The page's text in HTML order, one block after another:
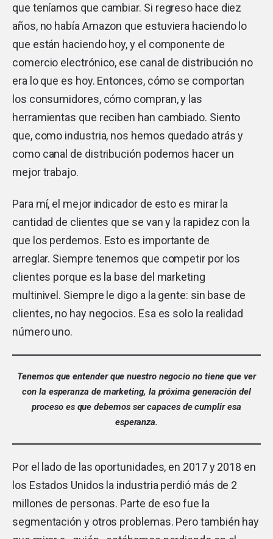
que teníamos que cambiar. Si regreso hace diez
años, no había Amazon que estuviera haciendo lo
que están haciendo hoy, y el componente de
comercio electrónico, ese canal de distribución no
era lo que es hoy. Entonces, cómo se comportan
los consumidores, cómo compran, y las
herramientas que reciben han cambiado. Siento
que, como industria, nos hemos quedado atrás y
como canal de distribución podemos hacer un
mejor trabajo.
Para mí, el mejor indicador de esto es mirar la
cantidad de clientes que se van y la rapidez con la
que los perdemos. Esto es importante de
arreglar. Siempre tenemos que competir por los
clientes porque es la base del marketing
multinivel. Siempre le digo a la gente: sin base de
clientes, no hay negocios. Esa es solo la realidad
número uno.
Tenemos que entender que nuestro negocio no tiene que ver
con la esperanza de marketing, la próxima generación del
proceso es que debemos ser capaces de cumplir esa
esperanza.
Por el lado de las oportunidades, en 2017 y 2018 en
los Estados Unidos la industria perdió más de 2
millones de personas. Parte de eso fue la
segmentación y otros problemas. Pero también hay